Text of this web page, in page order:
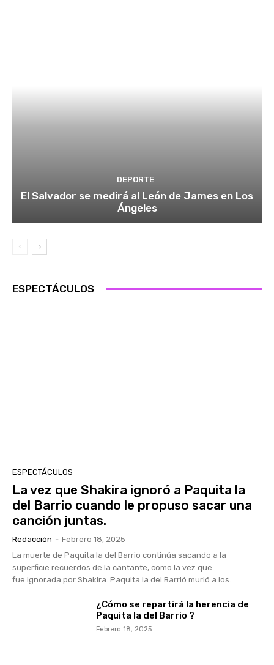
DEPORTE
El Salvador se medirá al León de James en Los
Ángeles
ESPECTÁCULOS
ESPECTÁCULOS
La vez que Shakira ignoró a Paquita la
del Barrio cuando le propuso sacar una
canción juntas.
Redacción - Febrero 18, 2025
La muerte de Paquita la del Barrio continúa sacando a la
superficie recuerdos de la cantante, como la vez que
fue ignorada por Shakira. Paquita la del Barrió murió a los...
¿Cómo se repartirá la herencia de
Paquita la del Barrio ?
Febrero 18, 2025